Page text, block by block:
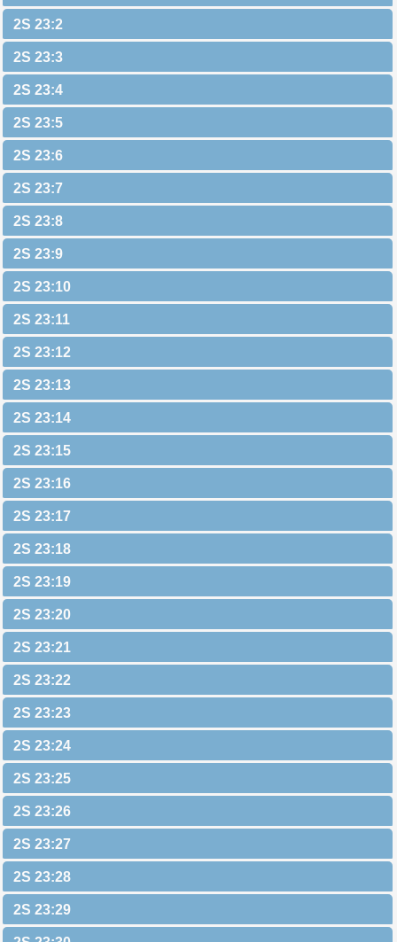
2S 23:2
2S 23:3
2S 23:4
2S 23:5
2S 23:6
2S 23:7
2S 23:8
2S 23:9
2S 23:10
2S 23:11
2S 23:12
2S 23:13
2S 23:14
2S 23:15
2S 23:16
2S 23:17
2S 23:18
2S 23:19
2S 23:20
2S 23:21
2S 23:22
2S 23:23
2S 23:24
2S 23:25
2S 23:26
2S 23:27
2S 23:28
2S 23:29